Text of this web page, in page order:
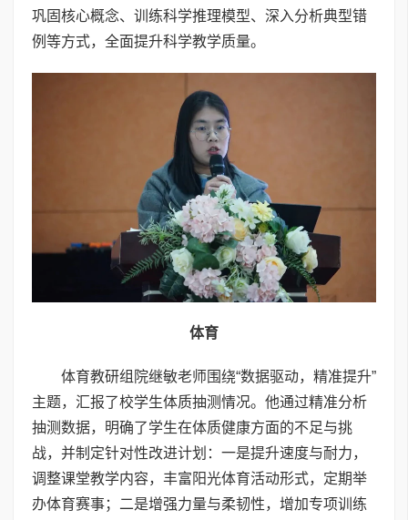
巩固核心概念、训练科学推理模型、深入分析典型错
例等方式，全面提升科学教学质量。
体育
体育教研组院继敏老师围绕“数据驱动，精准提升”
主题，汇报了校学生体质抽测情况。他通过精准分析
抽测数据，明确了学生在体质健康方面的不足与挑
战，并制定针对性改进计划：一是提升速度与耐力，
调整课堂教学内容，丰富阳光体育活动形式，定期举
办体育赛事；二是增强力量与柔韧性，增加专项训练